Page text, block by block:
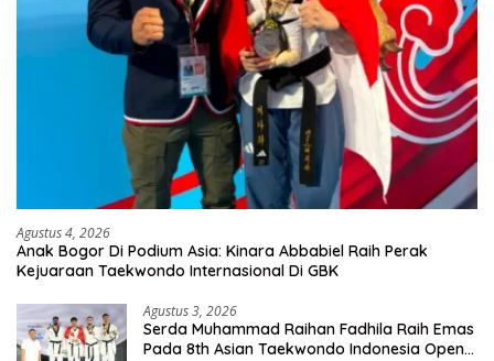
Agustus 4, 2026
Anak Bogor Di Podium Asia: Kinara Abbabiel Raih Perak
Kejuaraan Taekwondo Internasional Di GBK
Agustus 3, 2026
Serda Muhammad Raihan Fadhila Raih Emas
Pada 8th Asian Taekwondo Indonesia Open